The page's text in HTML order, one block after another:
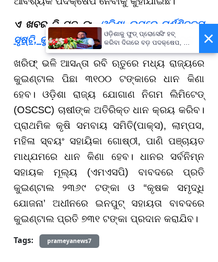
ଏ ଖବର ବି ପଢନ୍ତୁ:- ଓଡ଼ିଶା ଉପରେ ଘୂର୍ଣ୍ଣିବଳୟ
ସୃଷ୍ଟି, କୁଆପଥର ସହ ପ୍ରବଳ ବର୍ଷାର ସମ୍ଭାବନା
ଖରିଫ୍ ଭଳି ଆସନ୍ତା ରବି ଋତୁରେ ମଧ୍ୟ ରାଜ୍ୟରେ
କୁଇଣ୍ଟାଲ ପିଛା ୩୧୦୦ ଟଙ୍କାରେ ଧାନ କିଣା
ହେବ। ଓଡ଼ିଶା ରାଜ୍ୟ ଯୋଗାଣ ନିଗମ ଲିମିଟେଡ୍
(OSCSC) ଚାଷୀଙ୍କ ଅତିରିକ୍ତ ଧାନ କ୍ରୟ କରିବ।
ପ୍ରାଥମିକ କୃଷି ସମବାୟ ସମିତି(ପାକ୍ସ), ଲାମ୍ପସ,
ମହିଳା ସ୍ବୟଂ ସହାୟିକା ଗୋଷ୍ଠୀ, ପାଣି ପଞ୍ଚାୟତ
ମାଧ୍ଯମରେ ଧାନ କିଣା ହେବ। ଧାନର ସର୍ବନିମ୍ନ
ସହାୟକ ମୂଲ୍ୟ (ଏମଏସପି) ବାବଦରେ ପ୍ରତି
କୁଇଣ୍ଟାଲ ୨୩୬୯ ଟଙ୍କା ଓ “କୃଷକ ସମୃଦ୍ଧି
ଯୋଜନା’ ଅଧୀନରେ ଇନପୁଟ୍ ସହାୟତା ବାବଦରେ
କୁଇଣ୍ଟାଲ ପ୍ରତି ୭୩୧ ଟଙ୍କା ପ୍ରଦାନ କରାଯିବ।
Tags:
prameyanews7
×
ଓଡ଼ିଶାକୁ ଫୁଡ୍ ପ୍ରୋସେସିଂ ହବ୍
କରିବା ଦିଗରେ ବଡ଼ ପଦକ୍ଷେପ, ୪୨